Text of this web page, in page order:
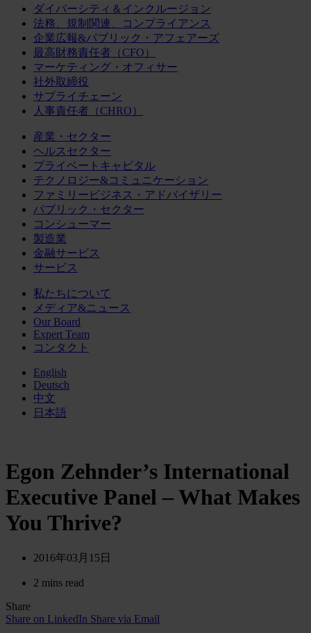
ダイバーシティ＆インクルージョン
法務、規制関連、コンプライアンス
企業広報&パブリック・アフェアーズ
最高財務責任者（CFO）
マーケティング・オフィサー
社外取締役
サプライチェーン
人事責任者（CHRO）
産業・セクター
ヘルスセクター
プライベートキャピタル
テクノロジー&コミュニケーション
ファミリービジネス・アドバイザリー
パブリック・セクター
コンシューマー
製造業
金融サービス
サービス
私たちについて
メディア&ニュース
Our Board
Expert Team
コンタクト
English
Deutsch
中文
日本語
Egon Zehnder’s International
Executive Panel – What Makes
You Thrive?
2016年03月15日
2 mins read
Share
Share on LinkedIn Share via Email